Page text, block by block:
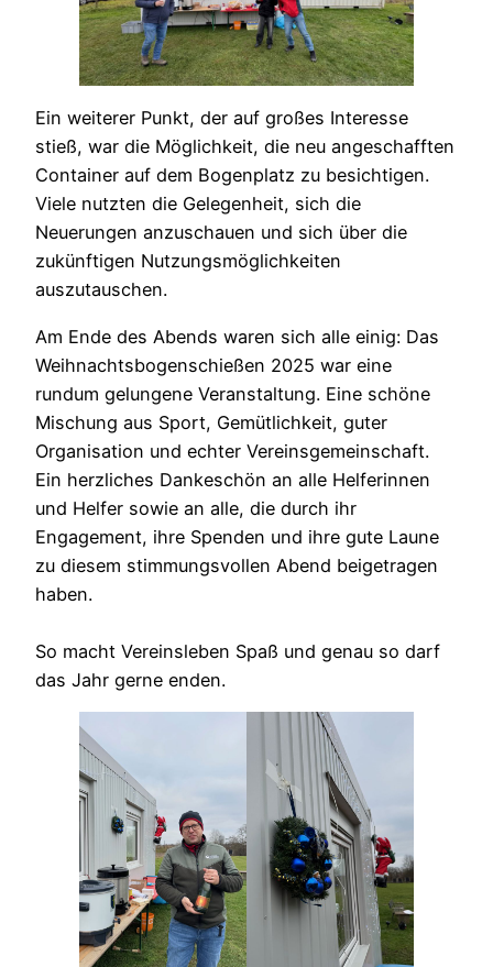
Ein weiterer Punkt, der auf großes Interesse
stieß, war die Möglichkeit, die neu angeschafften
Container auf dem Bogenplatz zu besichtigen.
Viele nutzten die Gelegenheit, sich die
Neuerungen anzuschauen und sich über die
zukünftigen Nutzungsmöglichkeiten
auszutauschen.
Am Ende des Abends waren sich alle einig: Das
Weihnachtsbogenschießen 2025 war eine
rundum gelungene Veranstaltung. Eine schöne
Mischung aus Sport, Gemütlichkeit, guter
Organisation und echter Vereinsgemeinschaft.
Ein herzliches Dankeschön an alle Helferinnen
und Helfer sowie an alle, die durch ihr
Engagement, ihre Spenden und ihre gute Laune
zu diesem stimmungsvollen Abend beigetragen
haben.
So macht Vereinsleben Spaß und genau so darf
das Jahr gerne enden.